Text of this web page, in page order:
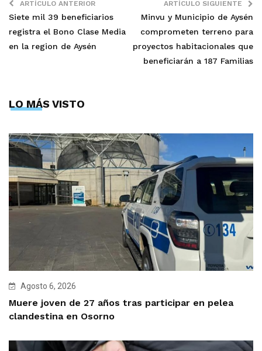
ARTÍCULO ANTERIOR
Siete mil 39 beneficiarios
registra el Bono Clase Media
en la region de Aysén
ARTÍCULO SIGUIENTE
Minvu y Municipio de Aysén
comprometen terreno para
proyectos habitacionales que
beneficiarán a 187 Familias
LO MÁS VISTO
Agosto 6, 2026
Muere joven de 27 años tras participar en pelea
clandestina en Osorno